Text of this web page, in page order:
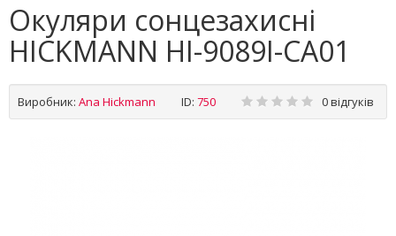
Окуляри сонцезахисні
HICKMANN HI-9089I-CA01
Виробник: Ana Hickmann ID: 750 0 відгуків